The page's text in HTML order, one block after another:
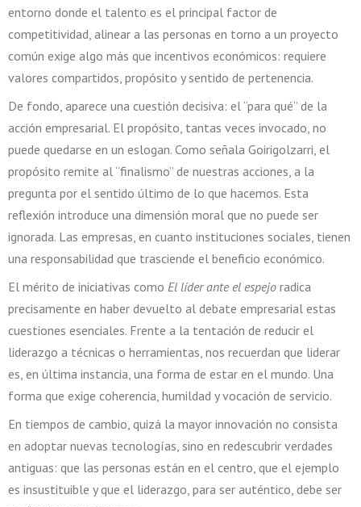
entorno donde el talento es el principal factor de
competitividad, alinear a las personas en torno a un proyecto
común exige algo más que incentivos económicos: requiere
valores compartidos, propósito y sentido de pertenencia.
De fondo, aparece una cuestión decisiva: el “para qué” de la
acción empresarial. El propósito, tantas veces invocado, no
puede quedarse en un eslogan. Como señala Goirigolzarri, el
propósito remite al “finalismo” de nuestras acciones, a la
pregunta por el sentido último de lo que hacemos. Esta
reflexión introduce una dimensión moral que no puede ser
ignorada. Las empresas, en cuanto instituciones sociales, tienen
una responsabilidad que trasciende el beneficio económico.
El mérito de iniciativas como El líder ante el espejo radica
precisamente en haber devuelto al debate empresarial estas
cuestiones esenciales. Frente a la tentación de reducir el
liderazgo a técnicas o herramientas, nos recuerdan que liderar
es, en última instancia, una forma de estar en el mundo. Una
forma que exige coherencia, humildad y vocación de servicio.
En tiempos de cambio, quizá la mayor innovación no consista
en adoptar nuevas tecnologías, sino en redescubrir verdades
antiguas: que las personas están en el centro, que el ejemplo
es insustituible y que el liderazgo, para ser auténtico, debe ser